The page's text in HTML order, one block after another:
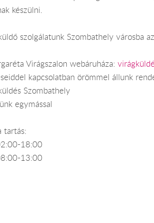
készülni.
szolgálatunk Szombathely városba
Virágszalon webáruháza:
kapcsolatban örömmel állunk
Szombathely
egymással
tartás:
18:00
13:00